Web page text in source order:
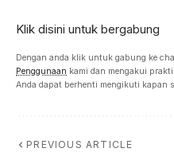
Klik disini untuk bergabung
Dengan anda klik untuk gabung ke
Penggunaan kami dan mengakui
Anda dapat berhenti mengikuti kapan
PREVIOUS ARTICLE